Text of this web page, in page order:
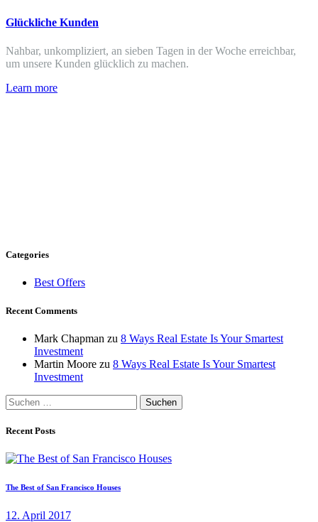
Glückliche Kunden
Nahbar, unkompliziert, an sieben Tagen in der Woche erreichbar,
um unsere Kunden glücklich zu machen.
Learn more
Categories
Best Offers
Recent Comments
Mark Chapman zu 8 Ways Real Estate Is Your Smartest
Investment
Martin Moore zu 8 Ways Real Estate Is Your Smartest
Investment
Suchen
nach:
Recent Posts
The Best of San Francisco Houses
12. April 2017